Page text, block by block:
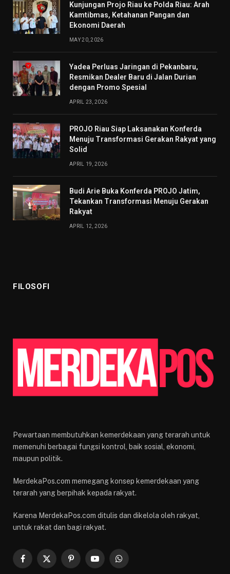
Kunjungan Projo Riau ke Polda Riau: Arah
Kamtibmas, Ketahanan Pangan dan
Ekonomi Daerah
MAY 20, 2026
Yadea Perluas Jaringan di Pekanbaru,
Resmikan Dealer Baru di Jalan Durian
dengan Promo Spesial
APRIL 23, 2026
PROJO Riau Siap Laksanakan Konferda
Menuju Transformasi Gerakan Rakyat yang
Solid
APRIL 19, 2026
Budi Arie Buka Konferda PROJO Jatim,
Tekankan Transformasi Menuju Gerakan
Rakyat
APRIL 12, 2026
FILOSOFI
Pewartaan membutuhkan kemerdekaan yang terarah untuk
memenuhi berbagai fungsi kontrol, baik sosial, ekonomi,
maupun politik.
MerdekaPos.com memegang konsep kemerdekaan yang
terarah yang berpihak kepada rakyat.
Karena MerdekaPos.com ditulis dan dikelola oleh rakyat,
untuk rakat dan bagi rakyat.
Facebook
X
PinterestYouTubeWhatsApp